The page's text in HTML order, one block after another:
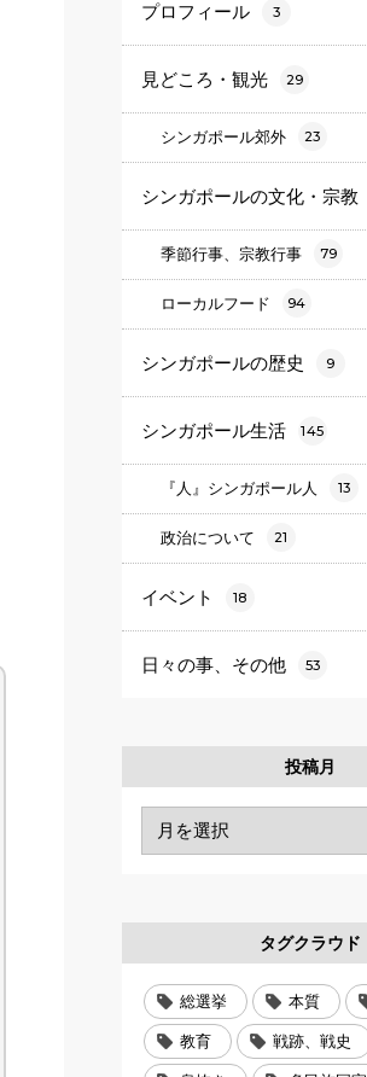
プロフィール 3
見どころ・観光 29
シンガポール郊外 23
シンガポールの文化・宗教
季節行事、宗教行事 79
ローカルフード 94
シンガポールの歴史 9
シンガポール生活 145
『人』シンガポール人 13
政治について 21
イベント 18
日々の事、その他 53
投稿月
タグクラウド
総選挙 本質
教育 戦跡、戦史